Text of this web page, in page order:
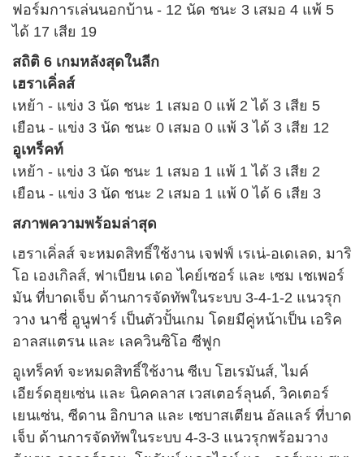
ฟอร์มการเล่นนอกบ้าน - 12 นัด ชนะ 3 เสมอ 4 แพ้ 5
ได้ 17 เสีย 19
สถิติ 6 เกมหลังสุดในลีก
เฮราเคิ่ลส์
เหย้า - แข่ง 3 นัด ชนะ 1 เสมอ 0 แพ้ 2 ได้ 3 เสีย 5
เยือน - แข่ง 3 นัด ชนะ 0 เสมอ 0 แพ้ 3 ได้ 3 เสีย 12
อูเทร็คท์
เหย้า - แข่ง 3 นัด ชนะ 1 เสมอ 1 แพ้ 1 ได้ 3 เสีย 2
เยือน - แข่ง 3 นัด ชนะ 2 เสมอ 1 แพ้ 0 ได้ 6 เสีย 3
สภาพความพร้อมล่าสุด
เฮราเคิ่ลส์ จะหมดสิทธิ์ใช้งาน เจฟฟ์ เรเน่-อเดเลด, มาริ
โอ เองเกิลส์, ฟาเบียน เดอ ไคย์เซอร์ และ เซม เชเพอร์
มัน ที่บาดเจ็บ ด้านการจัดทัพในระบบ 3-4-1-2 แนวรุก
วาง นาชี่ อูนูฟาร์ เป็นตัวปั้นเกม โดยมีคู่หน้าเป็น เอริค
อาลสแตรน และ เลควินซิโอ ซีฟูก
อูเทร็คท์ จะหมดสิทธิ์ใช้งาน ซีเบ โฮเรมันส์, ไมค์
เอียร์ดฮุยเซ่น และ นิคคลาส เวสเตอร์ลุนด์, วิคเตอร์
เยนเซ่น, ซีดาน อิกบาล และ เซบาสเตียน อัลแลร์ ที่บาด
เจ็บ ด้านการจัดทัพในระบบ 4-3-3 แนวรุกพร้อมวาง